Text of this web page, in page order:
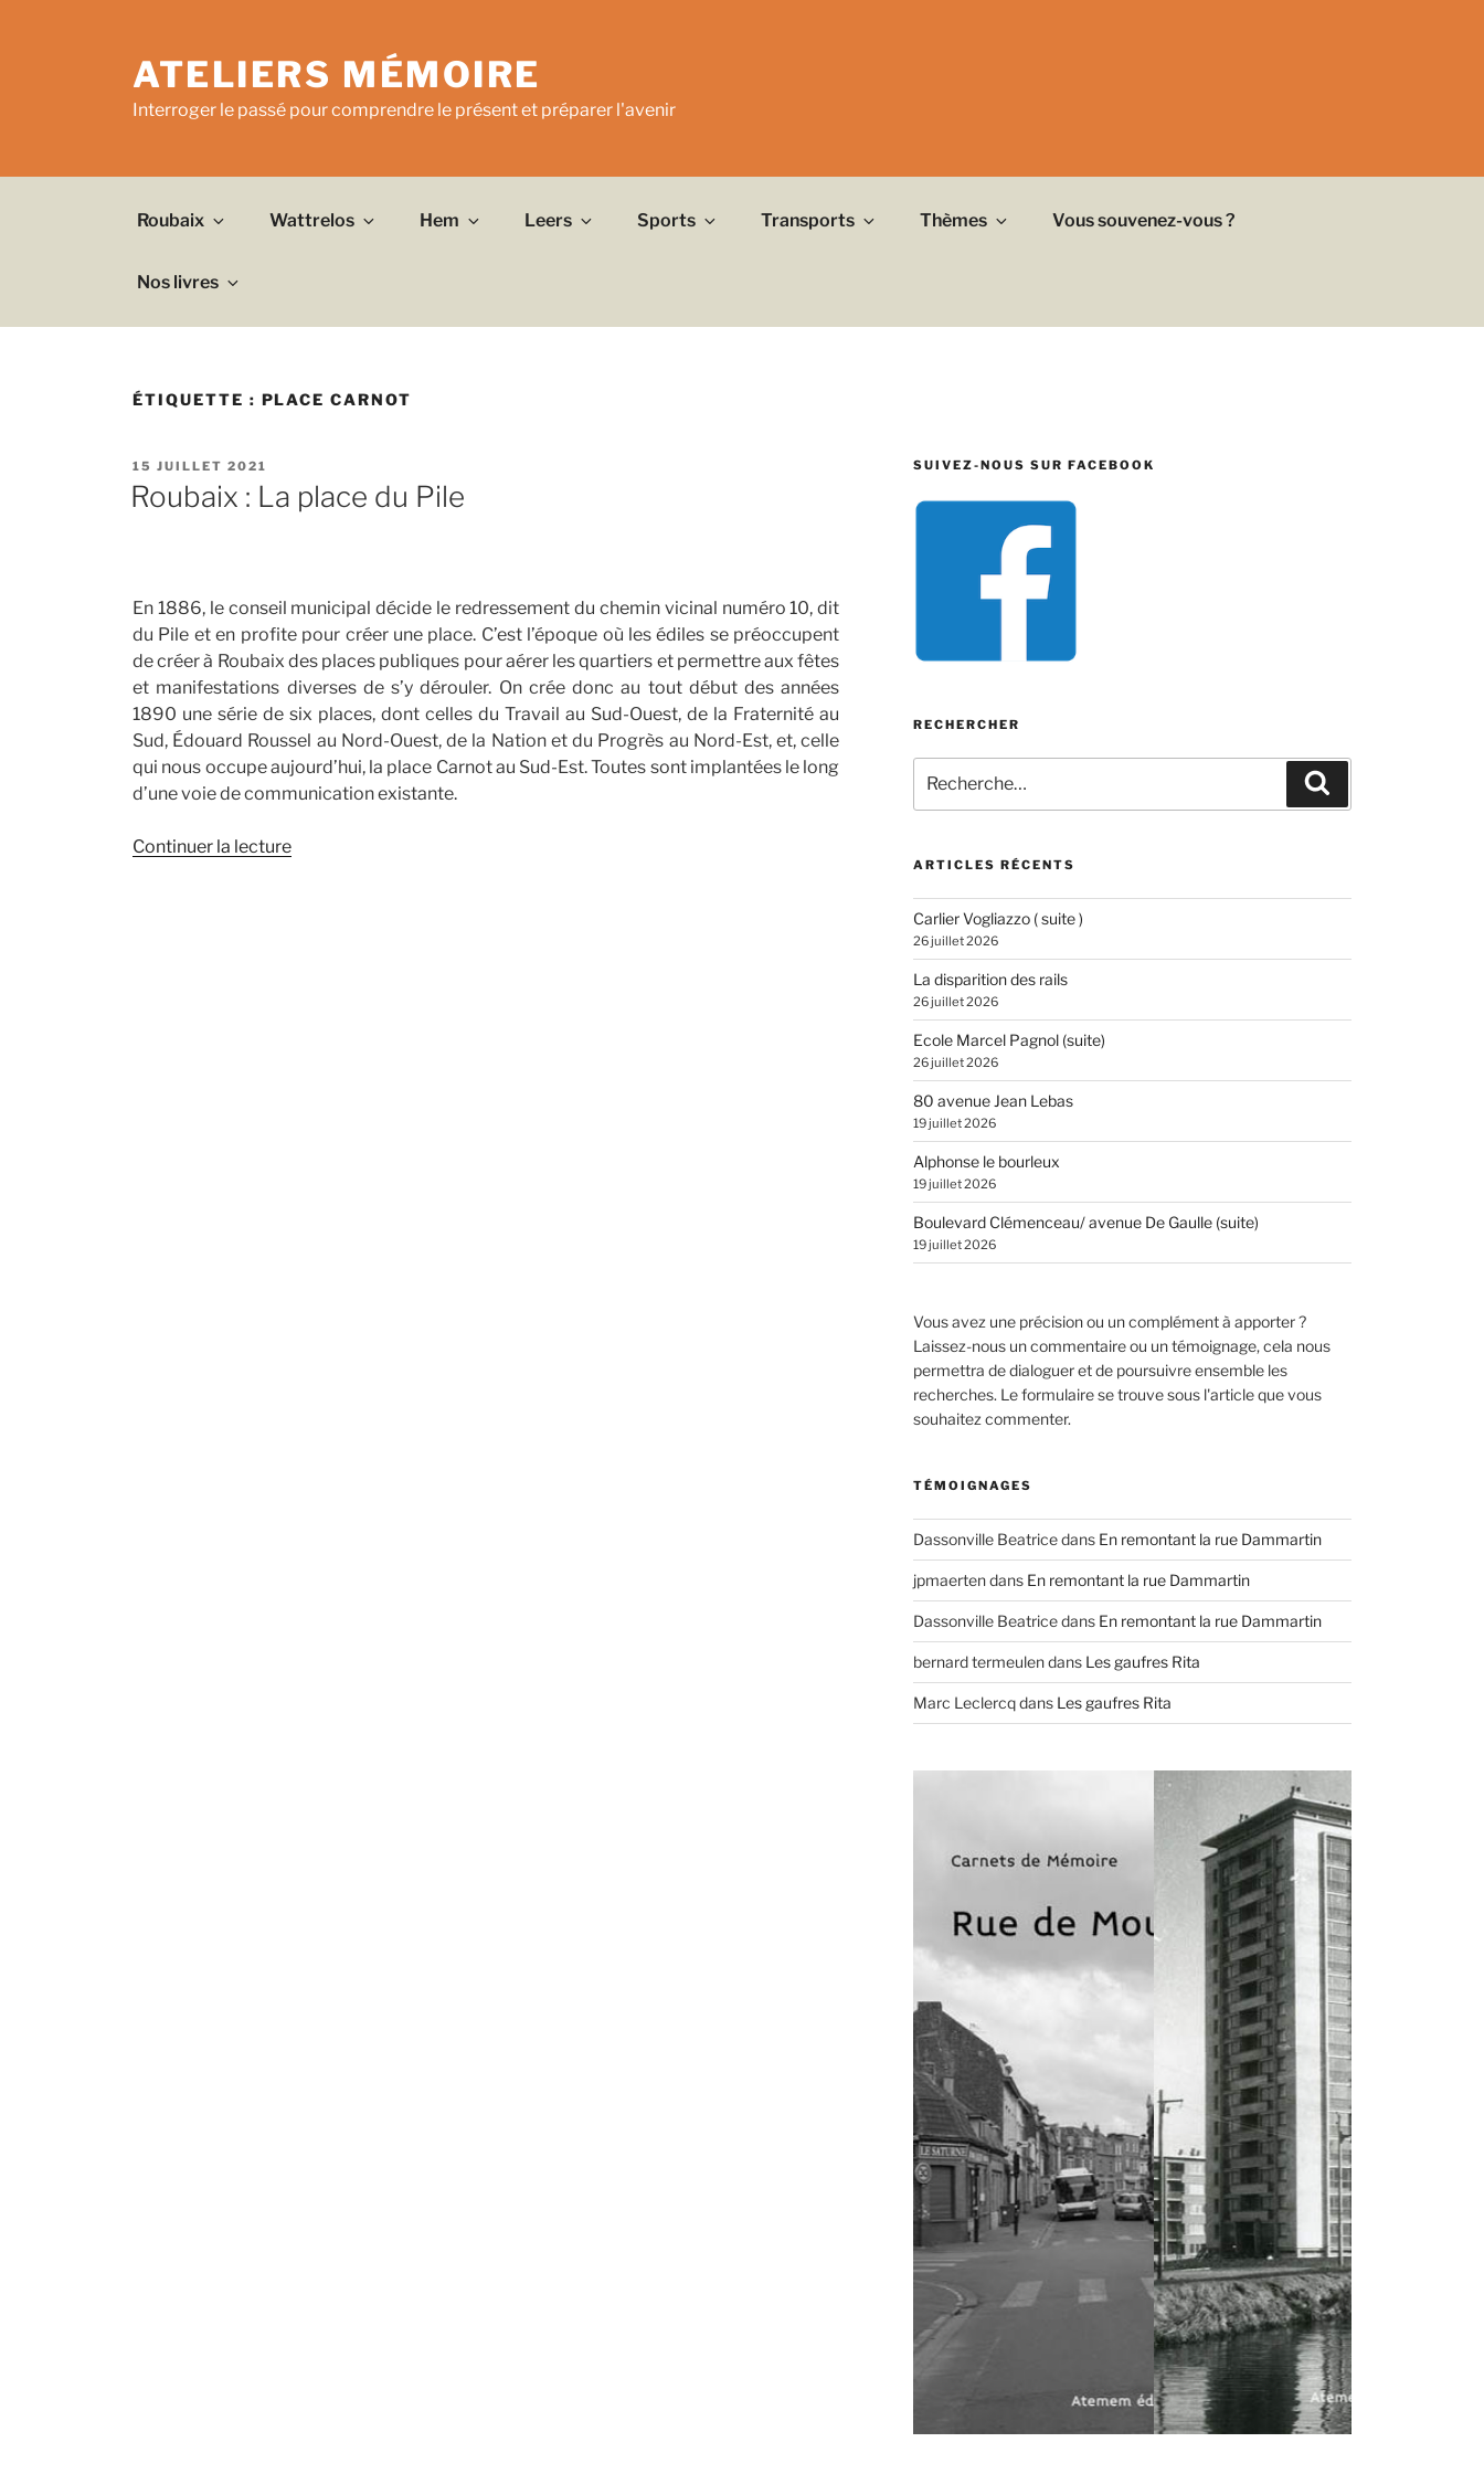
ATELIERS MÉMOIRE
Interroger le passé pour comprendre le présent et préparer l'avenir
Roubaix Wattrelos Hem Leers Sports Transports Thèmes Vous souvenez-vous ?
Nos livres
ÉTIQUETTE : PLACE CARNOT
PUBLIÉ
LE
15 JUILLET 2021
Roubaix : La place du Pile
En 1886, le conseil municipal décide le redressement du chemin vicinal numéro 10, dit
du Pile et en profite pour créer une place. C’est l’époque où les édiles se préoccupent
de créer à Roubaix des places publiques pour aérer les quartiers et permettre aux fêtes
et manifestations diverses de s’y dérouler. On crée donc au tout début des années
1890 une série de six places, dont celles du Travail au Sud-Ouest, de la Fraternité au
Sud, Édouard Roussel au Nord-Ouest, de la Nation et du Progrès au Nord-Est, et, celle
qui nous occupe aujourd’hui, la place Carnot au Sud-Est. Toutes sont implantées le long
d’une voie de communication existante.
Continuer la lecturede
SUIVEZ-NOUS SUR FACEBOOK
RECHERCHER
pour
:
ARTICLES RÉCENTS
Carlier Vogliazzo ( suite )
26 juillet 2026
La disparition des rails
26 juillet 2026
Ecole Marcel Pagnol (suite)
26 juillet 2026
80 avenue Jean Lebas
19 juillet 2026
Alphonse le bourleux
19 juillet 2026
Boulevard Clémenceau/ avenue De Gaulle (suite)
19 juillet 2026
Vous avez une précision ou un complément à apporter ?
Laissez-nous un commentaire ou un témoignage, cela nous
permettra de dialoguer et de poursuivre ensemble les
recherches. Le formulaire se trouve sous l'article que vous
souhaitez commenter.
TÉMOIGNAGES
Dassonville Beatricedans En remontant la rue Dammartin
jpmaertendans En remontant la rue Dammartin
Dassonville Beatricedans En remontant la rue Dammartin
bernard termeulendans Les gaufres Rita
Marc Leclercqdans Les gaufres Rita